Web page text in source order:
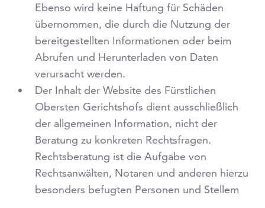
Ebenso wird keine Haftung für Schäden
übernommen, die durch die Nutzung der
bereitgestellten Informationen oder beim
Abrufen und Herunterladen von Daten
verursacht werden.
Der Inhalt der Website des Fürstlichen
Obersten Gerichtshofs dient ausschließlich
der allgemeinen Information, nicht der
Beratung zu konkreten Rechtsfragen.
Rechtsberatung ist die Aufgabe von
Rechtsanwälten, Notaren und anderen hierzu
besonders befugten Personen und Stellem